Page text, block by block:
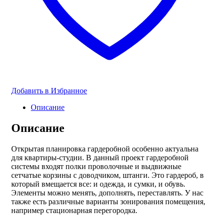
Добавить в Избранное
Описание
Описание
Открытая планировка гардеробной особенно актуальна
для квартиры-студии. В данный проект гардеробной
системы входят полки проволочные и выдвижные
сетчатые корзины с доводчиком, штанги. Это гардероб, в
который вмещается все: и одежда, и сумки, и обувь.
Элементы можно менять, дополнять, переставлять. У нас
также есть различные варианты зонирования помещения,
например стационарная перегородка.